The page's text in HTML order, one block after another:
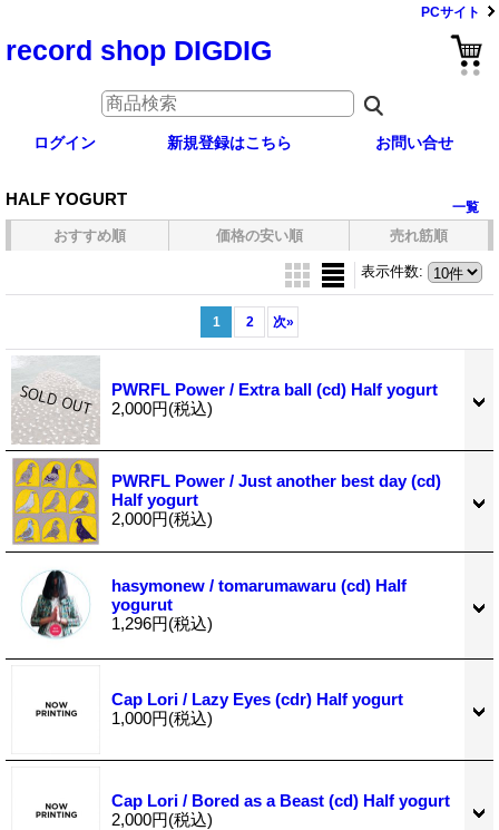
PCサイト
record shop DIGDIG
ログイン 新規登録はこちら お問い合せ
HALF YOGURT 一覧
おすすめ順 価格の安い順 売れ筋順
表示件数:
1 2 次»
PWRFL Power / Extra ball (cd) Half yogurt
2,000円(税込)
PWRFL Power / Just another best day (cd)
Half yogurt
2,000円(税込)
hasymonew / tomarumawaru (cd) Half
yogurut
1,296円(税込)
Cap Lori / Lazy Eyes (cdr) Half yogurt
1,000円(税込)
Cap Lori / Bored as a Beast (cd) Half yogurt
2,000円(税込)